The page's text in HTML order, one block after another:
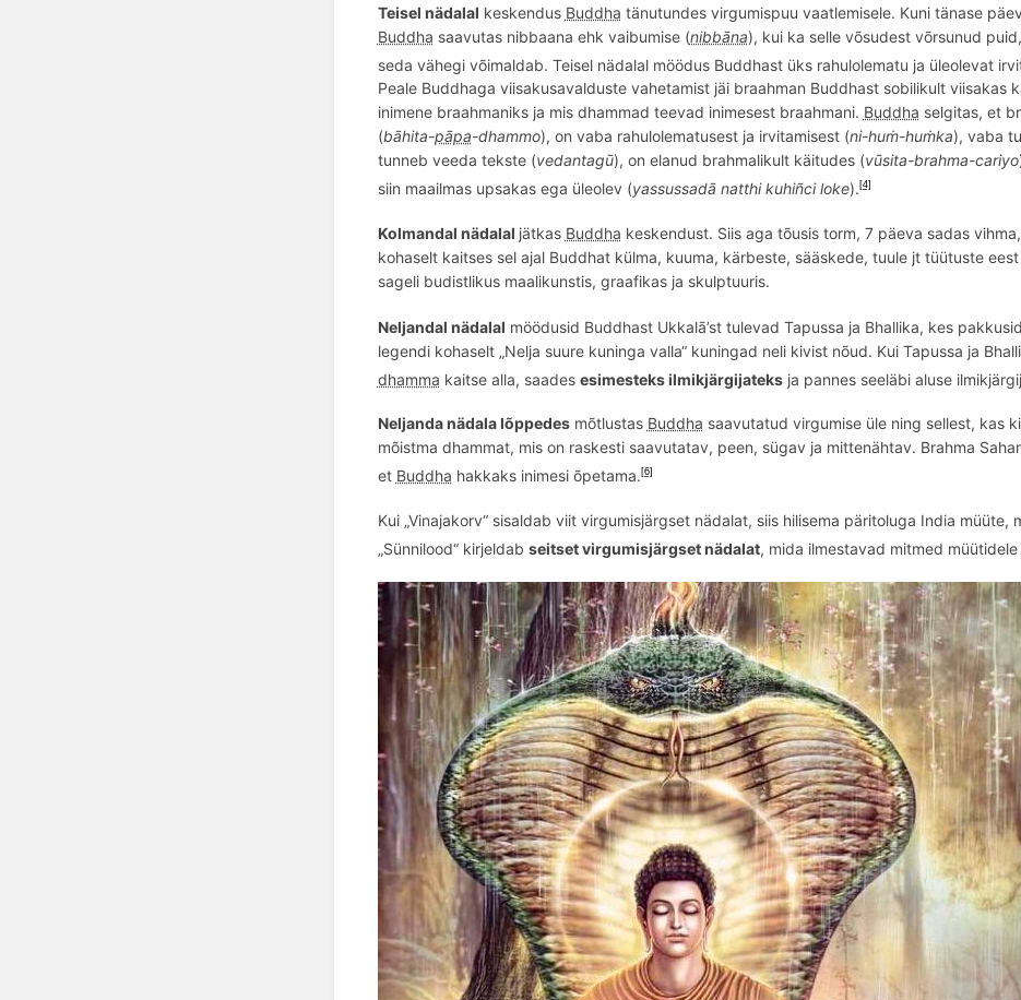
Teisel nädalal keskendus Buddha tänutundes virgumispuu vaatlemisele. Kuni tänase
Buddha saavutas nibbaana ehk vaibumise (nibbāna), kui ka selle võsudest võrsunud
seda vähegi võimaldab. Teisel nädalal möödus Buddhast üks rahulolematu ja üleolevat
Peale Buddhaga viisakusavalduste vahetamist jäi braahman Buddhast sobilikult viisakas
inimene braahmaniks ja mis dhammad teevad inimesest braahmani. Buddha selgitas, et
(bāhita-pāpa-dhammo), on vaba rahulolematusest ja irvitamisest (ni-huṁ-huṁka), vaba
tunneb veeda tekste (vedantagū), on elanud brahmalikult käitudes(vūsita-brahma-cariyo
siin maailmas upsakas ega üleolev (yassussadā natthi kuhiñci loke). [4]
Kolmandal nädalal jätkas Buddha keskendust. Siis aga tõusis torm, 7 päeva sadas
kohaselt kaitses sel ajal Buddhat külma, kuuma, kärbeste, sääskede, tuule jt tüütuste
sageli budistlikus maalikunstis, graafikas ja skulptuuris.
Neljandal nädalal möödusid Buddhast Ukkalā’st tulevad Tapussa ja Bhallika, kes
legendi kohaselt „Nelja suure kuninga valla“ kuningad neli kivist nõud. Kui Tapussa ja
dhamma kaitse alla, saades esimesteks ilmikjärgijateksja pannes seeläbi aluse
Neljanda nädala lõppedesmõtlustas Buddha saavutatud virgumise üle ning sellest, kas
mõistma dhammat, mis on raskesti saavutatav, peen, sügav ja mittenähtav. Brahma
et Buddha hakkaks inimesi õpetama. [6]
Kui „Vinajakorv“ sisaldab viit virgumisjärgset nädalat, siis hilisema päritoluga India
„Sünnilood“ kirjeldab seitset virgumisjärgset nädalat, mida ilmestavad mitmed